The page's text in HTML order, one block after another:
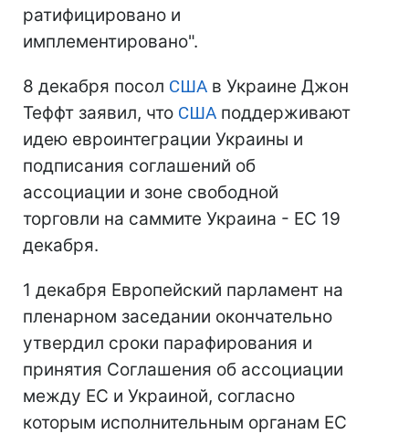
ратифицировано и
имплементировано".
8 декабря посол США в Украине Джон
Теффт заявил, что США поддерживают
идею евроинтеграции Украины и
подписания соглашений об
ассоциации и зоне свободной
торговли на саммите Украина - ЕС 19
декабря.
1 декабря Европейский парламент на
пленарном заседании окончательно
утвердил сроки парафирования и
принятия Соглашения об ассоциации
между ЕС и Украиной, согласно
которым исполнительным органам ЕС